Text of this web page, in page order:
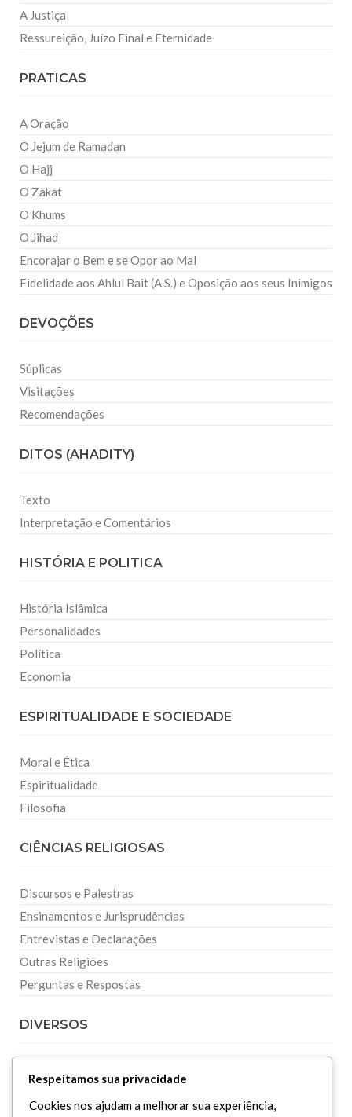
A Justiça
Ressureição, Juízo Final e Eternidade
PRATICAS
A Oração
O Jejum de Ramadan
O Hajj
O Zakat
O Khums
O Jihad
Encorajar o Bem e se Opor ao Mal
Fidelidade aos Ahlul Bait (A.S.) e Oposição aos seus Inimigos
DEVOÇÕES
Súplicas
Visitações
Recomendações
DITOS (AHADITY)
Texto
Interpretação e Comentários
HISTÓRIA E POLITICA
História Islâmica
Personalidades
Política
Economia
ESPIRITUALIDADE E SOCIEDADE
Moral e Ética
Espiritualidade
Filosofia
CIÊNCIAS RELIGIOSAS
Discursos e Palestras
Ensinamentos e Jurisprudências
Entrevistas e Declarações
Outras Religiões
Perguntas e Respostas
DIVERSOS
Respeitamos sua privacidade
Cookies nos ajudam a melhorar sua experiência,